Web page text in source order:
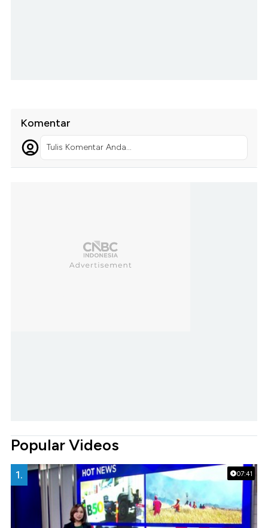
Komentar
Tulis Komentar Anda...
Popular Videos
07:41
1.